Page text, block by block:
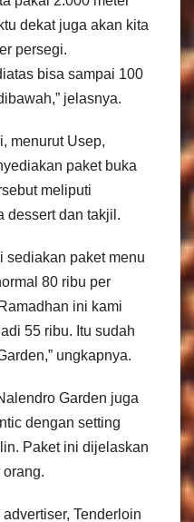
dekat juga akan kita
persegi.
bisa sampai 100
jelasnya.
menurut Usep,
paket buka
meliputi
dessert dan takjil.
sediakan paket menu
80 ribu per
ini kami
55 ribu. Itu sudah
ungkapnya.
Garden juga
dengan setting
Paket ini dijelaskan
Tenderloin